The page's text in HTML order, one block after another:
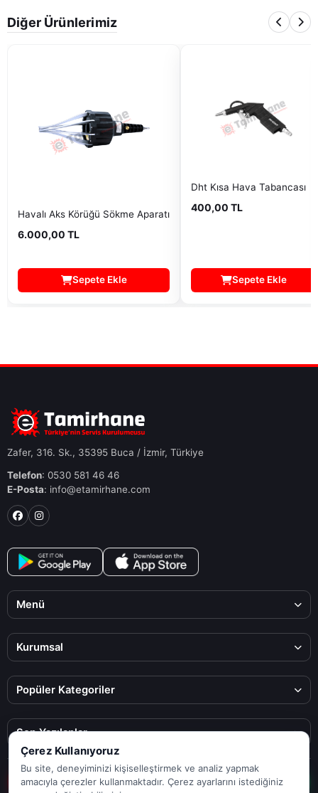
Diğer Ürünlerimiz
Havalı Aks Körüğü Sökme Aparatı
6.000,00 TL
Sepete Ekle
Dht Kısa Hava Tabancası
400,00 TL
Sepete Ekle
Zafer, 316. Sk., 35395 Buca / İzmir, Türkiye
Telefon: 0530 581 46 46
E-Posta: info@etamirhane.com
Menü
Kurumsal
Popüler Kategoriler
Son Yazılanlar
© 2025 ETamirhane. Tüm hakları saklıdır.
Çerez Kullanıyoruz
Bu site, deneyiminizi kişiselleştirmek ve analiz yapmak
amacıyla çerezler kullanmaktadır. Çerez ayarlarını istediğiniz